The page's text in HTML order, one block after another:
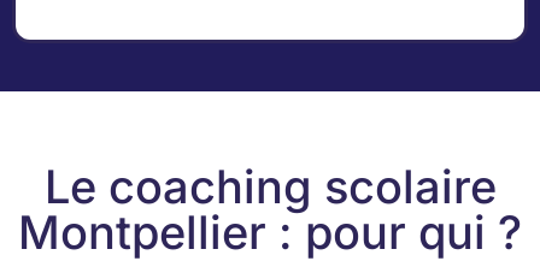
Le coaching scolaire
Montpellier : pour qui ?